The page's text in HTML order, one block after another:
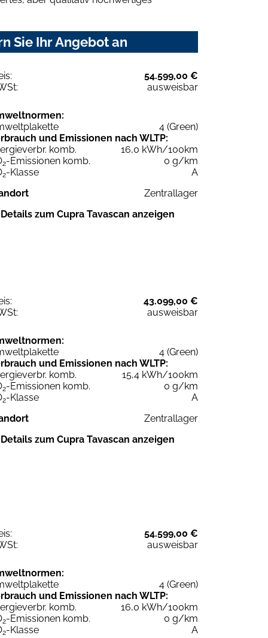
Sie Ihr Angebot an
54.599,00 €
ausweisbar
4 (Green)
und Emissionen nach WLTP:
komb.
16,0 kWh/100km
2-Emissionen komb.
0 g/km
2-Klasse
A
Zentrallager
zum Cupra Tavascan anzeigen
43.099,00 €
ausweisbar
4 (Green)
und Emissionen nach WLTP:
komb.
15,4 kWh/100km
2-Emissionen komb.
0 g/km
2-Klasse
A
Zentrallager
zum Cupra Tavascan anzeigen
54.599,00 €
ausweisbar
4 (Green)
und Emissionen nach WLTP:
komb.
16,0 kWh/100km
2-Emissionen komb.
0 g/km
2-Klasse
A